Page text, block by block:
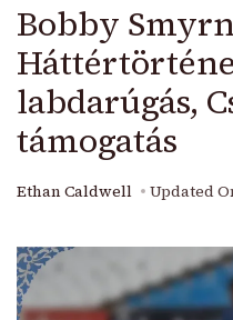
Bobby
labdarúgás,
támogatás
Ethan Caldwell Updated